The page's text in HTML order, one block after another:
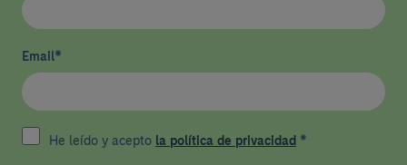
Email*
He leído y acepto la política de privacidad *